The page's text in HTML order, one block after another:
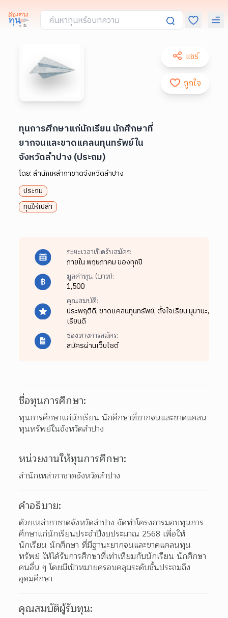
แชร์
ถูกใจ
ทุนการศึกษาแก่นักเรียน นักศึกษาที่
ยากจนและขาดแคลนทุนทรัพย์ใน
จังหวัดลำปาง (ประถม)
โดย:สำนักเหล่ากาชาดจังหวัดลำปาง
ประถม
ทุนให้เปล่า
ระยะเวลาเปิดรับสมัคร:
ภายใน พฤษภาคม ของทุกปี
มูลค่าทุน (บาท):
1,500
คุณสมบัติ:
ประพฤติดี,ขาดแคลนทุนทรัพย์,ตั้งใจเรียน มุมานะ,
เรียนดี
ช่องทางการสมัคร:
สมัครผ่านเว็บไซต์
ชื่อทุนการศึกษา:
ทุนการศึกษาแก่นักเรียน นักศึกษาที่ยากจนและขาดแคลน
ทุนทรัพย์ในจังหวัดลำปาง
หน่วยงานให้ทุนการศึกษา:
สำนักเหล่ากาชาดจังหวัดลำปาง
คำอธิบาย:
ด้วยเหล่ากาชาดจังหวัดลำปาง จัดทำโครงการมอบทุนการ
ศึกษาแก่นักเรียนประจำปีงบประมาณ 2568 เพื่อให้
นักเรียน นักศึกษา ที่มีฐานะยากจนและขาดแคลนทุน
ทรัพย์ ให้ได้รับการศึกษาที่เท่าเทียมกับนักเรียน นักศึกษา
คนอื่น ๆ โดยมีเป้าหมายครอบคลุมระดับชั้นประถมถึง
อุดมศึกษา
คุณสมบัติผู้รับทุน: